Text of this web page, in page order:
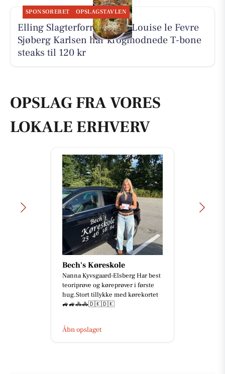
SPONSORERET OPSLAGSTAVLEN
Elling Slagterforretning v/Louise le Fevre
Sjøberg Karlsen har krogmodnede T-bone
steaks til 120 kr
OPSLAG FRA VORES
LOKALE ERHVERV
Bech's Køreskole
Nanna Kyvsgaard-Elsberg Har best
teoriprøve og køreprøver i første
hug.Stort tillykke med kørekortet
🚙🚙🚓🚓🇩🇰🇩🇰
Åbn opslaget